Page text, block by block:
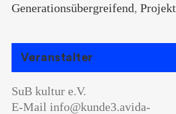
Generationsübergreifend, Projekt
Veranstalter
SuB kultur e.V.
E-Mail info@kunde3.avida-